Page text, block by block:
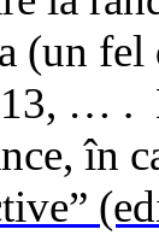
(un
, … .
în